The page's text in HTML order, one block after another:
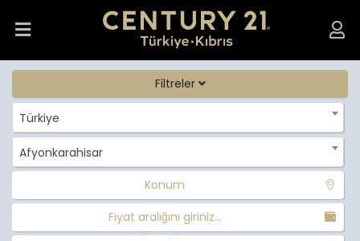
Filtreler
Türkiye
Afyonkarahisar
Konum
Fiyat aralığını giriniz...